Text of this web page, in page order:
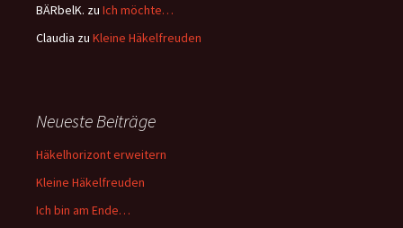
BÄRbelK. zu Ich möchte…
Claudia zu Kleine Häkelfreuden
Neueste Beiträge
Häkelhorizont erweitern
Kleine Häkelfreuden
Ich bin am Ende…